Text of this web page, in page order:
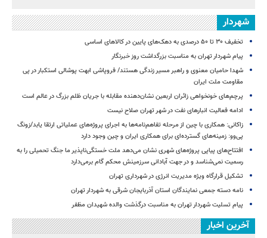
شهردار
تخفیف ۳۰ تا ۵۰ درصدی به دهک‌های پایین در کالاهای اساسی
پیام شهردار تهران به مناسبت بزرگداشت روز خبرنگار
شهدا حامیان معنوی و راهبر مسیر زندگی هستند/ فروپاشی ابهت پوشالی استکبار در پی
مقاومت ملت ایران
پرچم‌های خونخواهی زائران اربعین نشان‌دهنده مقابله با جریان ظلم بزرگ در عالم است
ادامه فعالیت انبارهای نفت در شهر تهران صلاح نیست
زاکانی: همکاری با چین از مرحله تفاهم‌نامه‌ها به اجرای پروژه‌های عملیاتی ارتقا یابد/زونگ
پی‌وو: زمینه‌های گسترده‌ای برای همکاری ایران و چین وجود دارد
افتتاح‌های پیاپی پروژه‌های شهری نشان می‌دهد ملت خستگی‌ناپذیر ما جنگ تحمیلی را به
رسمیت نمی‌شناسد و در جهت آبادانی سرزمینش محکم گام برمی‌دارد
تشکیل قرارگاه ویژه مدیریت انرژی در شهرداری تهران
نامه دسته جمعی نمایندگان استان آذربایجان شرقی به شهردار تهران
پیام تسلیت شهردار تهران به مناسبت درگذشت والده شهیدان مظفر
آخرین اخبار